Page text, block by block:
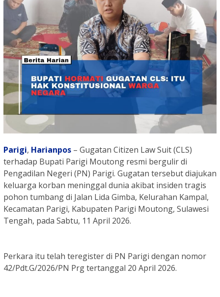
Parigi, Harianpos – Gugatan Citizen Law Suit (CLS)
terhadap Bupati Parigi Moutong resmi bergulir di
Pengadilan Negeri (PN) Parigi. Gugatan tersebut diajukan
keluarga korban meninggal dunia akibat insiden tragis
pohon tumbang di Jalan Lida Gimba, Kelurahan Kampal,
Kecamatan Parigi, Kabupaten Parigi Moutong, Sulawesi
Tengah, pada Sabtu, 11 April 2026.
Perkara itu telah teregister di PN Parigi dengan nomor
42/Pdt.G/2026/PN Prg tertanggal 20 April 2026.